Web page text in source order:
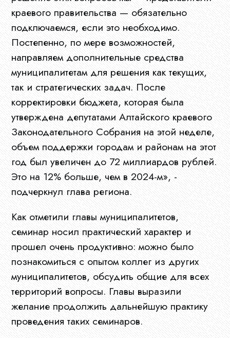
Конкурсы
Эфир
Журнал
краевого правительства — обязательно
подключаемся, если это необходимо.
Постепенно, по мере возможностей,
направляем дополнительные средства
муниципалитетам для решения как текущих,
так и стратегических задач. После
корректировки бюджета, которая была
утверждена депутатами Алтайского краевого
Законодательного Собрания на этой неделе,
объем поддержки городам и районам на этот
год был увеличен до 72 миллиардов рублей.
Это на 12% больше, чем в 2024-м», -
подчеркнул глава региона.
Как отметили главы муниципалитетов,
семинар носил практический характер и
прошел очень продуктивно: можно было
познакомиться с опытом коллег из других
муниципалитетов, обсудить общие для всех
территорий вопросы. Главы выразили
желание продолжить дальнейшую практику
проведения таких семинаров.